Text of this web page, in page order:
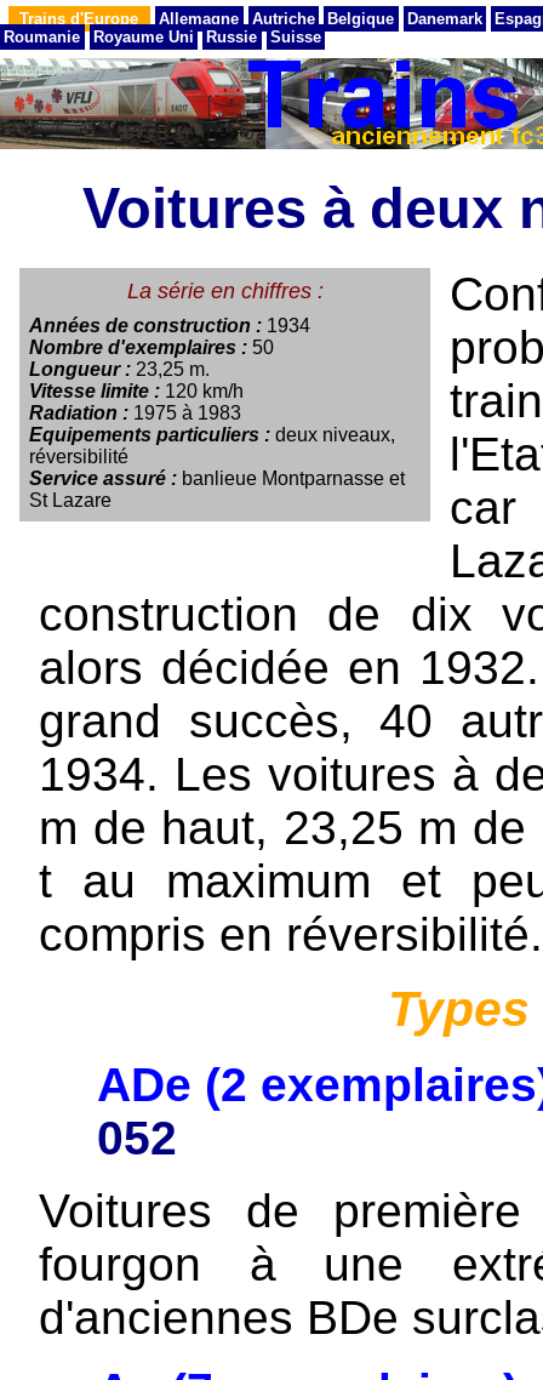
Trains d'Europe Allemagne Autriche Belgique Danemark
Roumanie
Royaume Uni Russie Suisse
Voitures à deux
La série en chiffres :
Années de construction : 1934
Nombre d'exemplaires : 50
Longueur : 23,25 m.
Vitesse limite : 120 km/h
Radiation : 1975 à 1983
Equipements particuliers : deux niveaux,
réversibilité
Service assuré : banlieue Montparnasse et
St Lazare
construction de dix
alors décidée en
grand succès, 40
1934. Les voitures à
m de haut, 23,25 m
t au maximum et
compris en réversibilité.
ADe (2
052
Voitures de
fourgon à une
d'anciennes BDe